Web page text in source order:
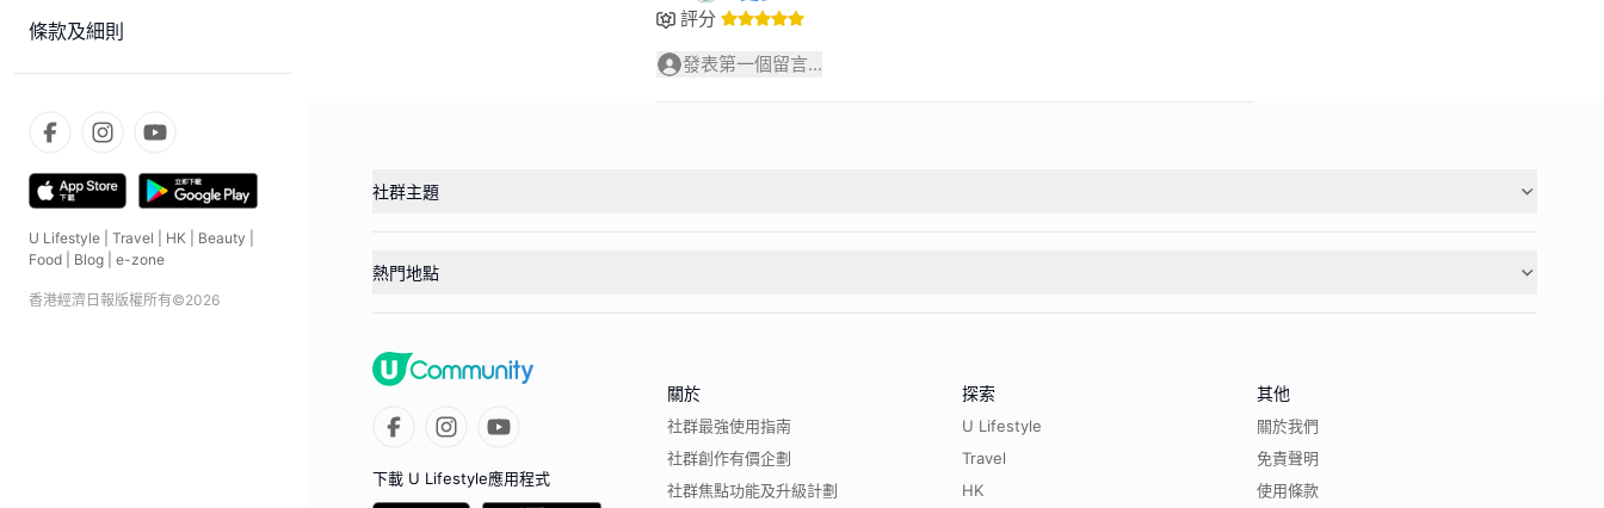
條款及細則
U Lifestyle Travel HK Beauty
Food
Blog e-zone
香港經濟日報版權所有©2026
評分
發表第一個留言...
社群主題
熱門地點
下載 U Lifestyle應用程式
關於
社群最強使用指南
社群創作有價企劃
社群焦點功能及升級計劃
探索
U Lifestyle
Travel
HK
其他
關於我們
免責聲明
使用條款